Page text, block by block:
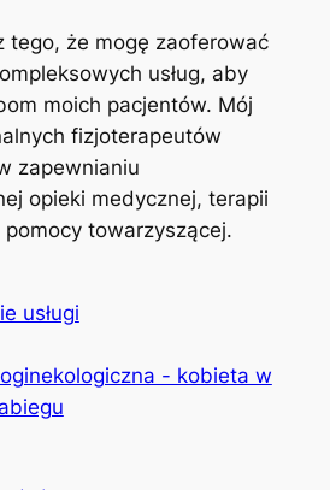
tego, że mogę zaoferować
usług, aby
moich pacjentów. Mój
fizjoterapeutów
zapewnianiu
opieki medycznej, terapii
towarzyszącej.
usługi